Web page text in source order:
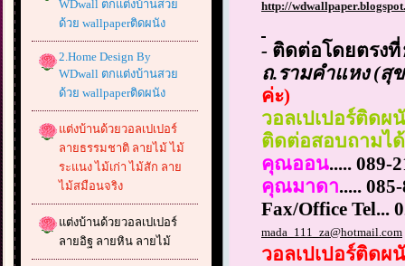
WDwall ตกแต่งบ้านสวย
ด้วย wallpaperติดผนัง
2.Home Design By
WDwall ตกแต่งบ้านสวย
ด้วย wallpaperติดผนัง
แต่งบ้านด้วยวอลเปเปอร์
ลายธรรมชาติ ลายไม้ ไม้
ระแนง ไม้เก่า ไม้สัก ลาย
ไม้สมือนจริง
แต่งบ้านด้วยวอลเปเปอร์
ลายอิฐ ลายหิน ลายไม้
http://
- ติดต่อโดยตรงที่
ถ.รามคำแหง (สุ
ค่ะ)
วอลเปเปอร์ติดผ
ติดต่อสอบถามไ
คุณออน..... 089-
คุณมาดา.....
Fax/Office Tel...
mada_111_za@hotmail.com
วอลเปเปอร์ติดผ